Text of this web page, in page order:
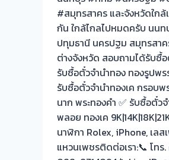
ประเมิน
หน้า
ตั๋ว
ฟรี
ซอย
กัน
ตนา-
วัด
พระ
เงิน
จำนำ
ทอง
นนทบุรี
กรุงเทพ
ปริมณฑล
ครับ
#สมุทรสาคร และจังหวัดใกล้
กัน ใกล้ไกลไปหมดครับ นนท
ปทุมธานี นครปฐม สมุทรสา
ต่างจังหวัด สอบถามได้รับซื้อ
รับซื้อตั๋วจำนำทอง ทองรูปพ
รับซื้อตั๋วจำนำทองเค กรอบพ
นาก พระทองคำ ✅ รับซื้อตั๋ว
พลอย ทองเค
นาฬิกา Rolex, iPhone, เลส
แหวนเพชรติดต่อเรา:📞 โท